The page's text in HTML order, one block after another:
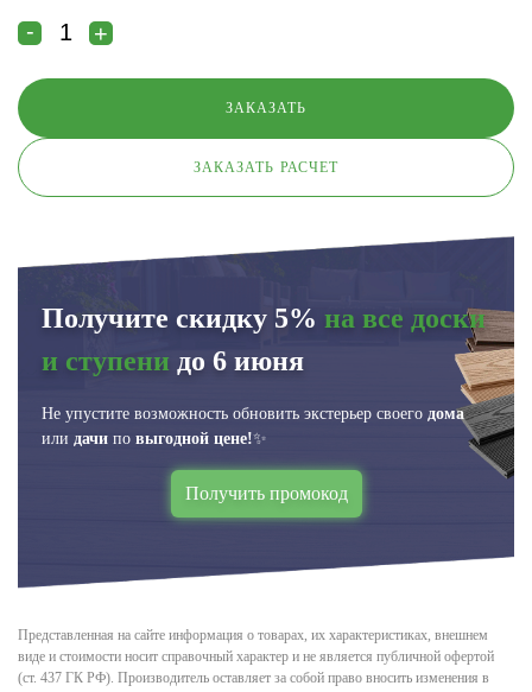
ЗАКАЗАТЬ РАСЧЕТ
Получите скидку 5% на все доски
и ступени до 6 июня
Не упустите возможность обновить экстерьер своего дома
или дачи по выгодной цене!✨
Получить промокод
Представленная на сайте информация о товарах, их характеристиках, внешнем
виде и стоимости носит справочный характер и не является публичной офертой
(ст. 437 ГК РФ). Производитель оставляет за собой право вносить изменения в